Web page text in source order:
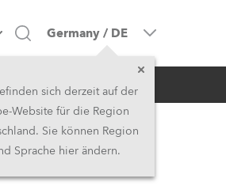
& Werk
Germany / DE
sich derzeit auf der
Website für die Region
Sie können Region
Sprache hier ändern.
Architektur